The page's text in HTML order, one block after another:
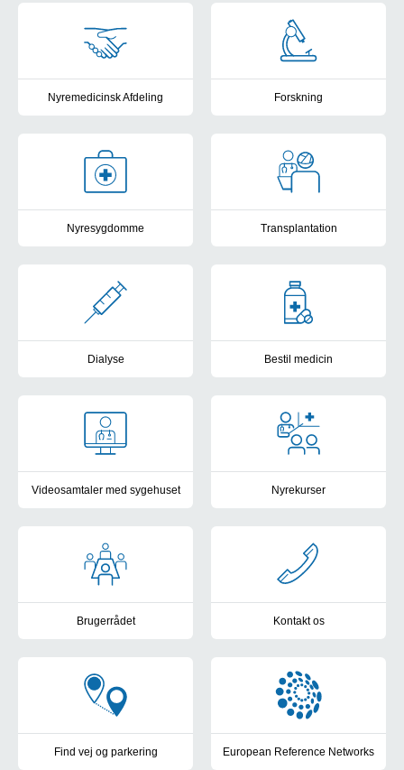
Nyremedicinsk Afdeling Forskning
Nyresygdomme Transplantation
Dialyse Bestil medicin
Videosamtaler med sygehuset Nyrekurser
Brugerrådet Kontakt os
Find vej og parkering European Reference Networks